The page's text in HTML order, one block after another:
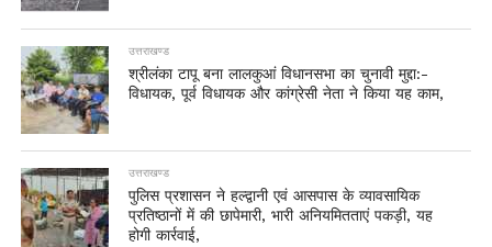
उत्तराखण्ड
श्रीलंका टापू बना लालकुआं विधानसभा का चुनावी मुद्दा:-
विधायक, पूर्व विधायक और कांग्रेसी नेता ने किया यह काम,
उत्तराखण्ड
पुलिस प्रशासन ने हल्द्वानी एवं आसपास के व्यावसायिक
प्रतिष्ठानों में की छापेमारी, भारी अनियमितताएं पकड़ी, यह
होगी कार्रवाई,